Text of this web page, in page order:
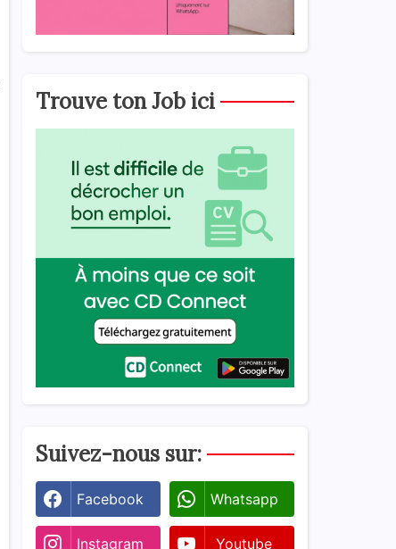
Trouve ton Job ici
Suivez-nous sur:
Facebook Whatsapp
Instagram Youtube